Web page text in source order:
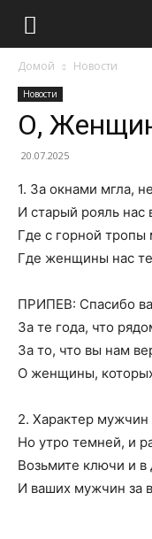
Домой Новости
Новости
О,
20.07.2025
1. За окнами мгла,
И старый рояль нас
Где с горной тропы
Где женщины нас
ПРИПЕВ: Спасибо
За те года, что
За то, что вы нам
О женщины,
2. Характер мужчин
Но утро темней, и
Возьмите ключи и в
И ваших мужчин за